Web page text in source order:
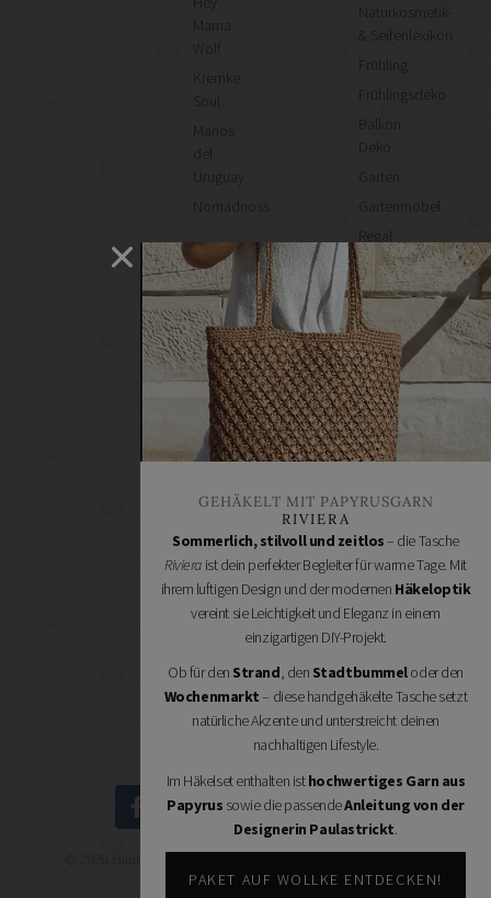
Mama
Wolf
Kremke
Manos
Uruguay
Nomadnoss
Naturkosmetik-
& Seifenlexikon
Frühling
Frühlingsdeko
Deko
Garten
Gartenmöbel
Regal
selber
machen
Heimwerken
Renovieren
DIY
GESCHÄFTE
Bastelbedarf
Stoffgeschäfte
Handgemachtes
Schneidereibedarf
Handarbeitszubehör
DIY
Online
Shops
Schmuckzubehör
Nähmaschinen
selbermachen.
GEHÄKELT MIT PAPYRUSGARN
RIVIERA
Sommerlich, stilvoll und zeitlos– die Tasche
Rivieraist dein perfekter Begleiter für warme Tage. Mit
ihrem luftigen Design und der modernen Häkeloptik
vereint sie Leichtigkeit und Eleganz in einem
einzigartigen DIY-Projekt.
Ob für den Strand, den Stadtbummeloder den
Wochenmarkt– diese handgehäkelte Tasche setzt
natürliche Akzente und unterstreicht deinen
nachhaltigen Lifestyle.
Im Häkelset enthalten isthochwertiges Garn aus
Papyrus sowie die passendeAnleitung von der
Designerin Paulastrickt.
PAKET AUF WOLLKE ENTDECKEN!